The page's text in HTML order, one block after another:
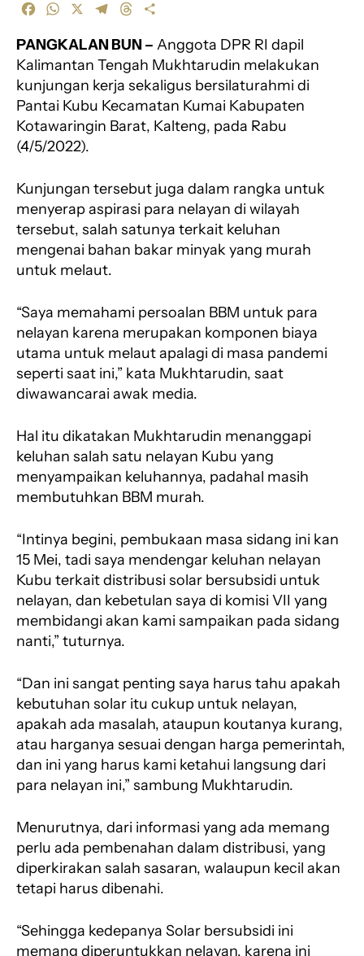
c
e
b
o
k
W
a
t
s
A
p
e
g
r
a
m
r
e
a
d
a
r
e
PANGKALAN BUN – Anggota DPR RI dapil
Kalimantan Tengah Mukhtarudin melakukan
kunjungan kerja sekaligus bersilaturahmi di
Pantai Kubu Kecamatan Kumai Kabupaten
Kotawaringin Barat, Kalteng, pada Rabu
(4/5/2022).
Kunjungan tersebut juga dalam rangka untuk
menyerap aspirasi para nelayan di wilayah
tersebut, salah satunya terkait keluhan
mengenai bahan bakar minyak yang murah
untuk melaut.
“Saya memahami persoalan BBM untuk para
nelayan karena merupakan komponen biaya
utama untuk melaut apalagi di masa pandemi
seperti saat ini,” kata Mukhtarudin, saat
diwawancarai awak media.
Hal itu dikatakan Mukhtarudin menanggapi
keluhan salah satu nelayan Kubu yang
menyampaikan keluhannya, padahal masih
membutuhkan BBM murah.
“Intinya begini, pembukaan masa sidang ini kan
15 Mei, tadi saya mendengar keluhan nelayan
Kubu terkait distribusi solar bersubsidi untuk
nelayan, dan kebetulan saya di komisi VII yang
membidangi akan kami sampaikan pada sidang
nanti,” tuturnya.
“Dan ini sangat penting saya harus tahu apakah
kebutuhan solar itu cukup untuk nelayan,
apakah ada masalah, ataupun koutanya kurang,
atau harganya sesuai dengan harga pemerintah,
dan ini yang harus kami ketahui langsung dari
para nelayan ini,” sambung Mukhtarudin.
Menurutnya, dari informasi yang ada memang
perlu ada pembenahan dalam distribusi, yang
diperkirakan salah sasaran, walaupun kecil akan
tetapi harus dibenahi.
“Sehingga kedepanya Solar bersubsidi ini
memang diperuntukkan nelayan, karena ini